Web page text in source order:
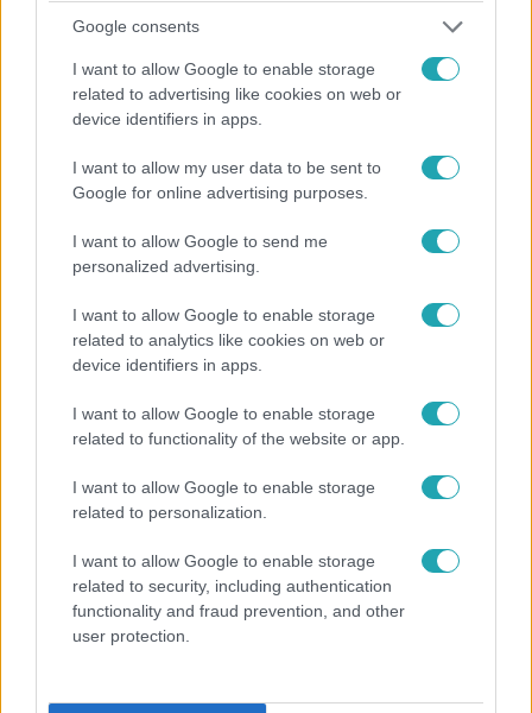
Google consents
I want to allow Google to enable storage
related to advertising like cookies on web or
device identifiers in apps.
I want to allow my user data to be sent to
Google for online advertising purposes.
I want to allow Google to send me
personalized advertising.
I want to allow Google to enable storage
related to analytics like cookies on web or
device identifiers in apps.
I want to allow Google to enable storage
related to functionality of the website or app.
I want to allow Google to enable storage
related to personalization.
I want to allow Google to enable storage
related to security, including authentication
functionality and fraud prevention, and other
user protection.
2024. február 25. 15:31
a közvetlen államfőválasztásért tüntet az ellenzék
Négy ellenzéki párt tüntet a közvetlen
államfőválasztásért, valamint Orbán Viktor kormánya
ellen a Kossuth téren. Sok szó esik pedofilokról és Novák
Katalinról is.